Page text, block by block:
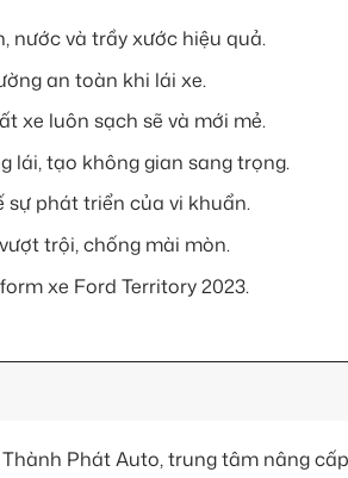
nước và trầy xước hiệu quả.
an toàn khi lái xe.
xe luôn sạch sẽ và mới mẻ.
lái, tạo không gian sang trọng.
sự phát triển của vi khuẩn.
trội, chống mài mòn.
xe Ford Territory 2023.
Phát Auto, trung tâm nâng